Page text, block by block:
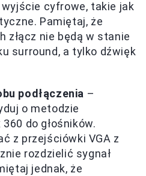
wyjście cyfrowe, takie jak
Pamiętaj, że
złącz nie będą w stanie
surround, a tylko dźwięk
podłączenia –
o metodzie
do głośników.
z przejściówki VGA z
rozdzielić sygnał
jednak, że